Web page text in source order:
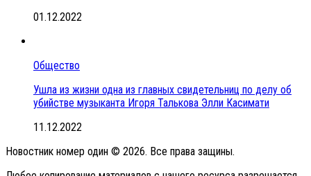
01.12.2022
Общество
Ушла из жизни одна из главных свидетельниц по делу об
убийстве музыканта Игоря Талькова Элли Касимати
11.12.2022
Новостник номер один © 2026. Все права защины.